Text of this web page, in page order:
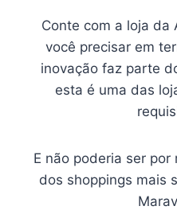
Conte com a loja da
você precisar em
inovação faz parte
esta é uma das
E não poderia ser
dos shoppings mais